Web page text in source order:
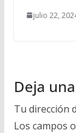
julio 22,
Deja
Tu dirección
Los campos